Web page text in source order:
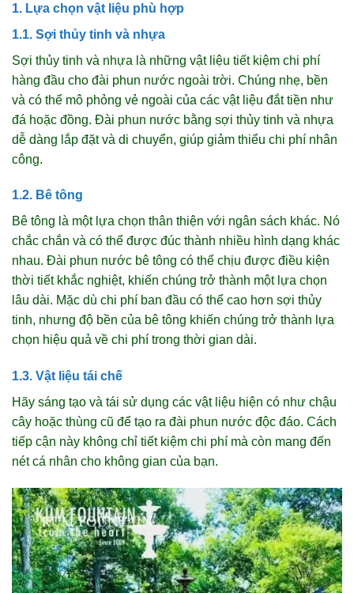
1. Lựa chọn vật liệu phù hợp
1.1. Sợi thủy tinh và nhựa
Sợi thủy tinh và nhựa là những vật liệu tiết kiệm chi phí
hàng đầu cho đài phun nước ngoài trời. Chúng nhẹ, bền
và có thể mô phỏng vẻ ngoài của các vật liệu đắt tiền như
đá hoặc đồng. Đài phun nước bằng sợi thủy tinh và nhựa
dễ dàng lắp đặt và di chuyển, giúp giảm thiểu chi phí nhân
công.
1.2. Bê tông
Bê tông là một lựa chọn thân thiện với ngân sách khác. Nó
chắc chắn và có thể được đúc thành nhiều hình dạng khác
nhau. Đài phun nước bê tông có thể chịu được điều kiện
thời tiết khắc nghiệt, khiến chúng trở thành một lựa chọn
lâu dài. Mặc dù chi phí ban đầu có thể cao hơn sợi thủy
tinh, nhưng độ bền của bê tông khiến chúng trở thành lựa
chọn hiệu quả về chi phí trong thời gian dài.
1.3. Vật liệu tái chế
Hãy sáng tạo và tái sử dụng các vật liệu hiện có như chậu
cây hoặc thùng cũ để tạo ra đài phun nước độc đáo. Cách
tiếp cận này không chỉ tiết kiệm chi phí mà còn mang đến
nét cá nhân cho không gian của bạn.